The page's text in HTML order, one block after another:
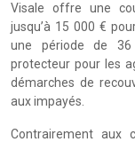
Visale offre une
jusqu’à 15 000 €
une période de
protecteur pour les
démarches de
aux impayés.
Contrairement aux